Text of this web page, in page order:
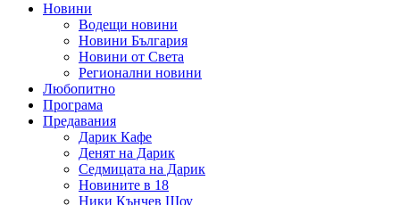
Новини
Водещи новини
Новини България
Новини от Света
Регионални новини
Любопитно
Програма
Предавания
Дарик Кафе
Денят на Дарик
Седмицата на Дарик
Новините в 18
Ники Кънчев Шоу